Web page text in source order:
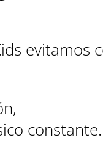
constante.